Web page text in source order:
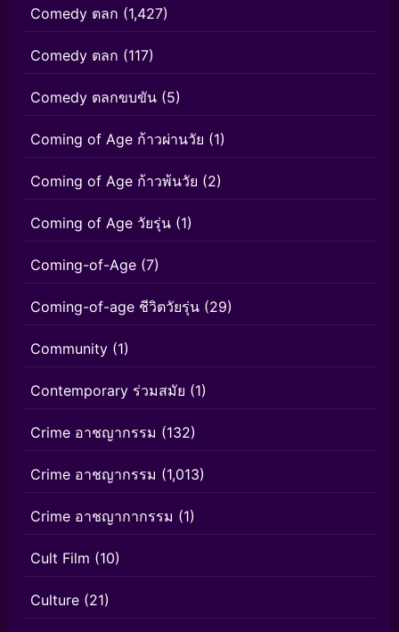
Comedy ตลก (1,427)
Comedy ตลก (117)
Comedy ตลกขบขัน (5)
Coming of Age ก้าวผ่านวัย (1)
Coming of Age ก้าวพ้นวัย (2)
Coming of Age วัยรุ่น (1)
Coming-of-Age (7)
Coming-of-age ชีวิตวัยรุ่น (29)
Community (1)
Contemporary ร่วมสมัย (1)
Crime อาชญากรรม (132)
Crime อาชญากรรม (1,013)
Crime อาชญากากรรม (1)
Cult Film (10)
Culture (21)